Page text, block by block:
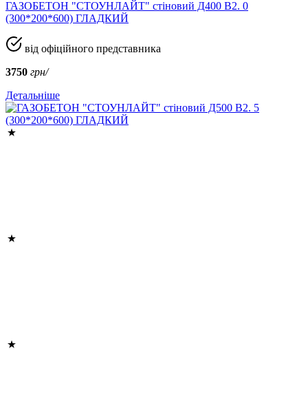
ГАЗОБЕТОН "СТОУНЛАЙТ" стіновий Д400 В2. 0
(300*200*600) ГЛАДКИЙ
від офіційного представника
3750 грн/
Детальніше